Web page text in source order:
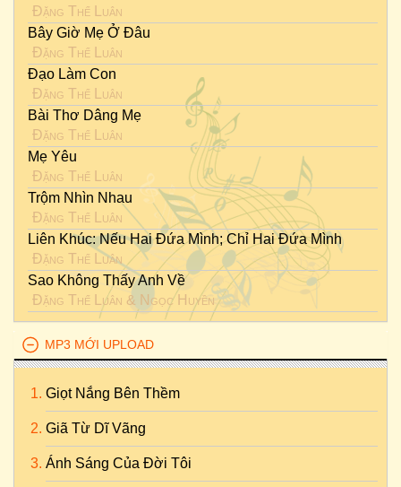
Đặng Thế Luân
Bây Giờ Mẹ Ở Đâu
Đặng Thế Luân
Đạo Làm Con
Đặng Thế Luân
Bài Thơ Dâng Mẹ
Đặng Thế Luân
Mẹ Yêu
Đặng Thế Luân
Trộm Nhìn Nhau
Đặng Thế Luân
Liên Khúc: Nếu Hai Đứa Mình; Chỉ Hai Đứa Mình
Đặng Thế Luân
Sao Không Thấy Anh Về
Đặng Thế Luân & Ngọc Huyền
MP3 MỚI UPLOAD
Giọt Nắng Bên Thềm
Giã Từ Dĩ Vãng
Ánh Sáng Của Đời Tôi